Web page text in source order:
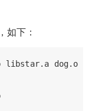
如下：
libstar.a dog.o